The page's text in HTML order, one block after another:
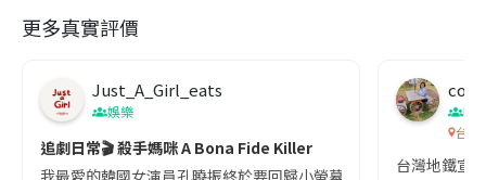
更多真實評價
Just_A_Girl_eats
娛樂
追劇日常🎬 殺手媽咪 A Bona Fide Killer
co
吹
台灣
台灣地鐵宣